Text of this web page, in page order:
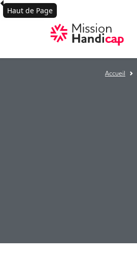
Accueil
Haut de Page